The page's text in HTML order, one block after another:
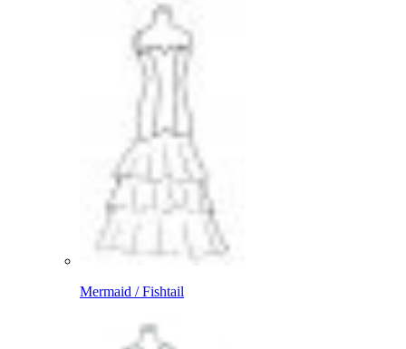
Mermaid / Fishtail